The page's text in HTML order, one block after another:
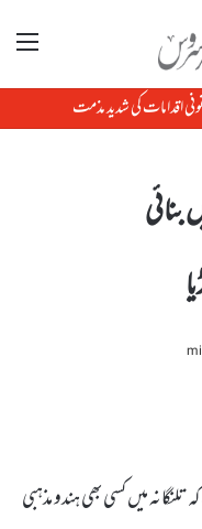
مینو
بنائی
میں کسی بھی ہندو مذہبی